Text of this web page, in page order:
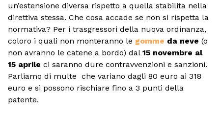
un’estensione diversa rispetto a quella stabilita nella
direttiva stessa. Che cosa accade se non si rispetta la
normativa? Per i trasgressori della nuova ordinanza,
coloro i quali non monteranno le gomme da neve (o
non avranno le catene a bordo) dal 15 novembre al
15 aprile ci saranno dure contravvenzioni e sanzioni.
Parliamo di multe che variano dagli 80 euro ai 318
euro e si possono rischiare fino a 3 punti della
patente.